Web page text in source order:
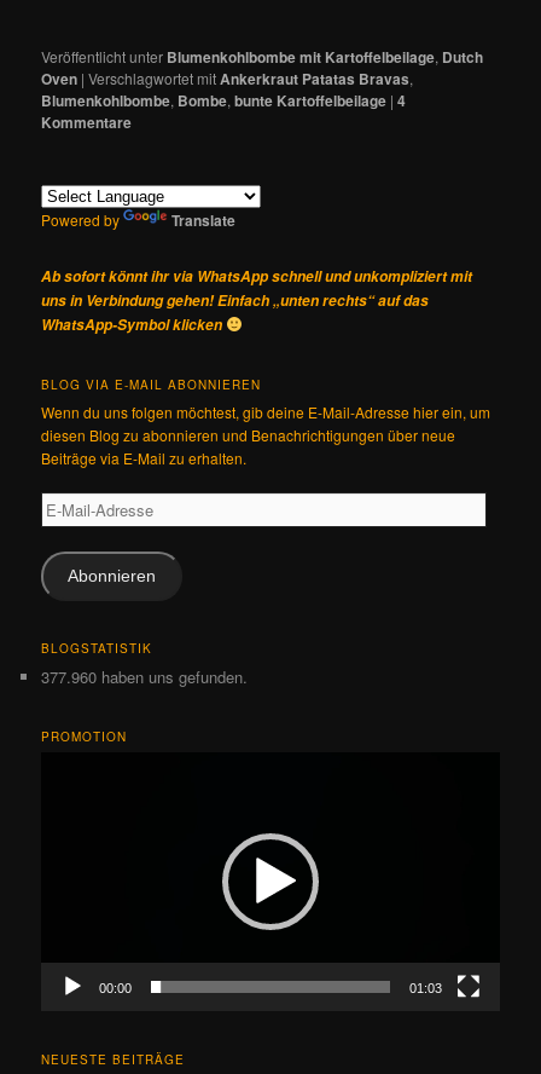
Veröffentlicht unter Blumenkohlbombe mit Kartoffelbeilage, Dutch
Oven |Verschlagwortet mitAnkerkraut Patatas Bravas,
Blumenkohlbombe, Bombe,bunte Kartoffelbeilage |4
Kommentare
Powered by Translate
Ab sofort könnt ihr via WhatsApp schnell und unkompliziert mit
uns in Verbindung gehen! Einfach „unten rechts“ auf das
WhatsApp-Symbol klicken
BLOG VIA E-MAIL ABONNIEREN
Wenn du uns folgen möchtest, gib deine E-Mail-Adresse hier ein, um
diesen Blog zu abonnieren und Benachrichtigungen über neue
Beiträge via E-Mail zu erhalten.
E-
Mail-
Adresse
Abonnieren
BLOGSTATISTIK
377.960 haben uns gefunden.
PROMOTION
00:00 01:03
NEUESTE BEITRÄGE